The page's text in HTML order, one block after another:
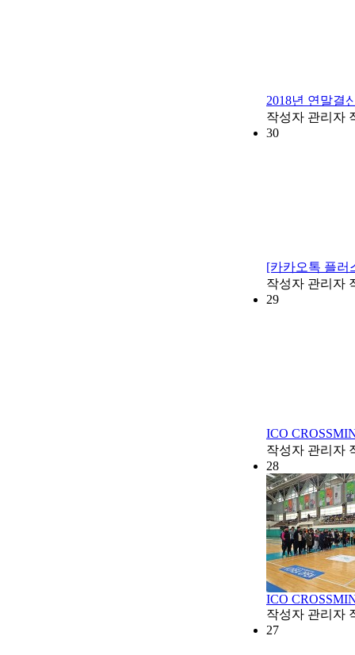
2018년 연말결
작성자 관리자
30
[카카오톡 플러
작성자 관리자
29
ICO
작성자 관리자
28
ICO
작성자 관리자
27